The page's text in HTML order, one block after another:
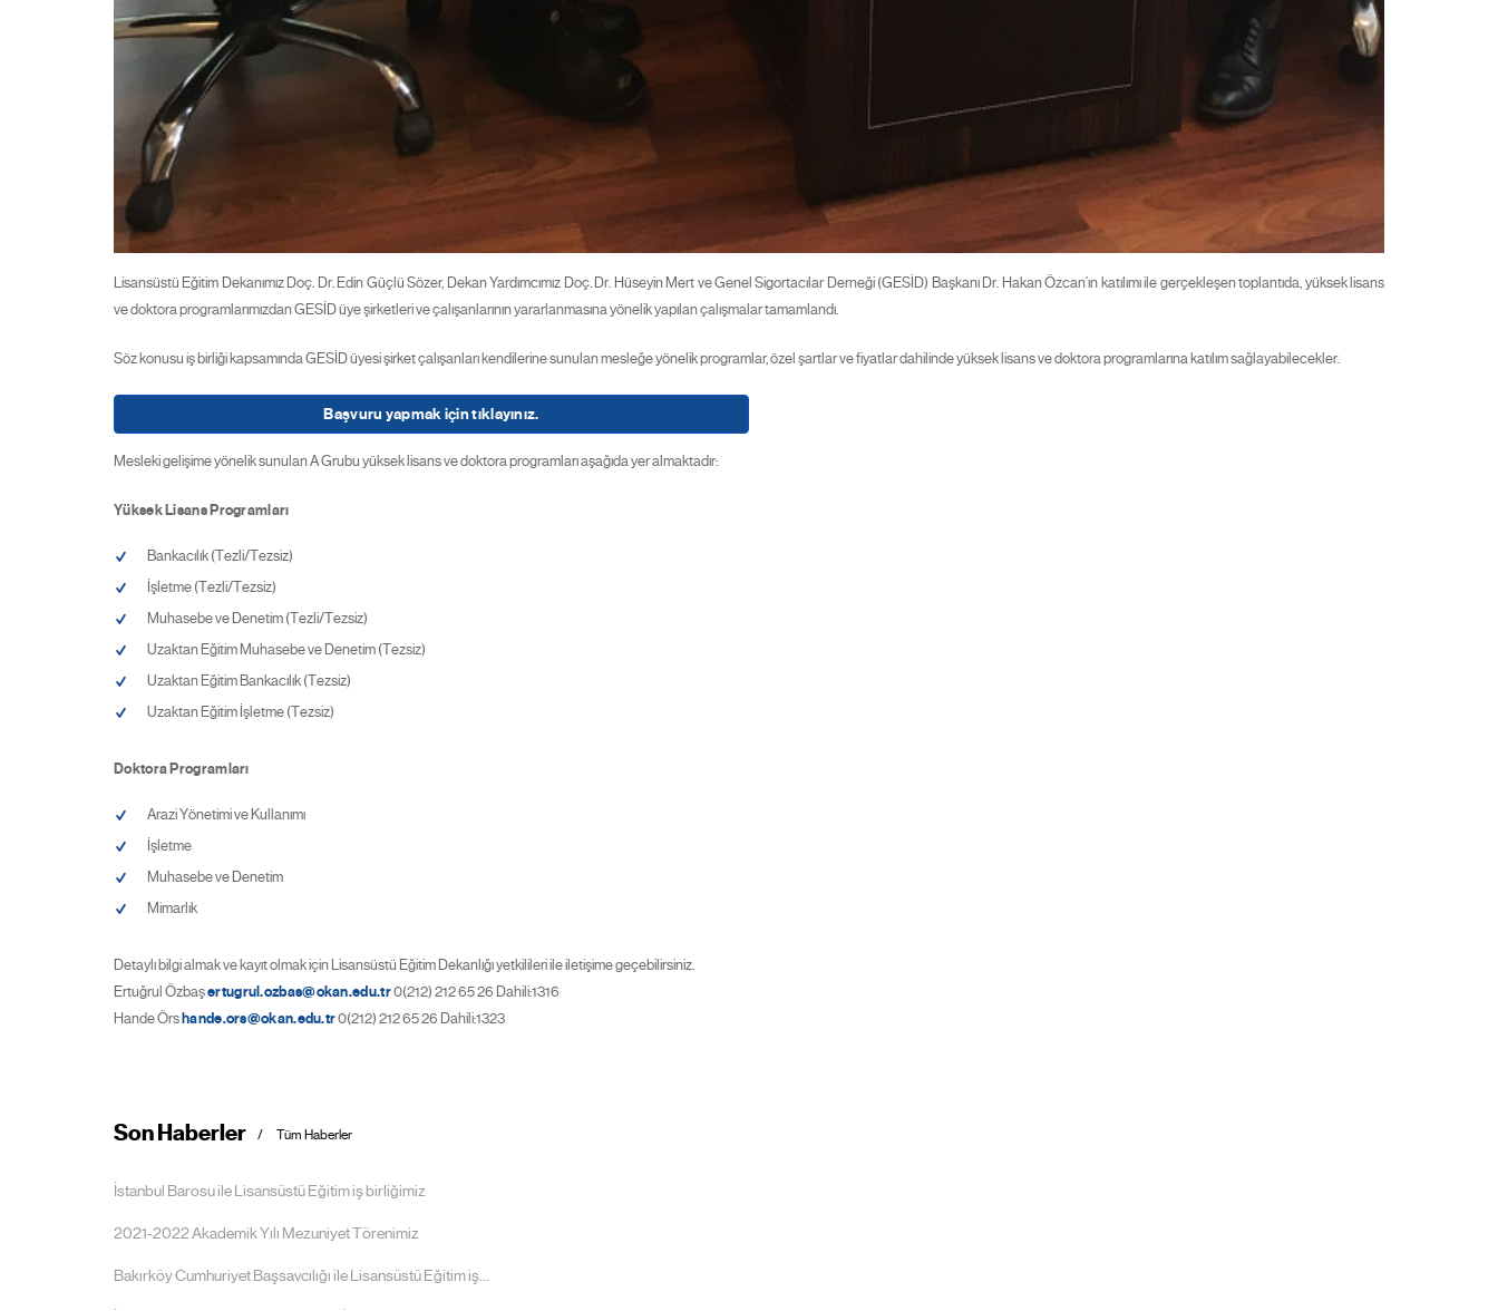
Lisansüstü Eğitim Dekanımız Doç. Dr. Edin Güçlü Sözer, Dekan Yardımcımız Doç. Dr. Hüseyin Mert ve Genel Sigortacılar Derneği (GESİD) Başkanı Dr. Hakan Özcan’ın katılımı ile gerçekleşen toplantıda, yüksek lisans
ve doktora programlarımızdan GESİD üye şirketleri ve çalışanlarının yararlanmasına yönelik yapılan çalışmalar tamamlandı.
Söz konusu iş birliği kapsamında GESİD üyesi şirket çalışanları kendilerine sunulan mesleğe yönelik programlar, özel şartlar ve fiyatlar dahilinde yüksek lisans ve doktora programlarına katılım sağlayabilecekler.
Başvuru yapmak için tıklayınız.
Mesleki gelişime yönelik sunulan A Grubu yüksek lisans ve doktora programları aşağıda yer almaktadır:
Yüksek Lisans Programları
Bankacılık (Tezli/Tezsiz)
İşletme (Tezli/Tezsiz)
Muhasebe ve Denetim (Tezli/Tezsiz)
Uzaktan Eğitim Muhasebe ve Denetim (Tezsiz)
Uzaktan Eğitim Bankacılık (Tezsiz)
Uzaktan Eğitim İşletme (Tezsiz)
Doktora Programları
Arazi Yönetimi ve Kullanımı
İşletme
Muhasebe ve Denetim
Mimarlık
Detaylı bilgi almak ve kayıt olmak için Lisansüstü Eğitim Dekanlığı yetkilileri ile iletişime geçebilirsiniz.
Ertuğrul Özbaşertugrul.ozbas@okan.edu.tr0(212) 212 65 26 Dahili:1316
Hande Örshande.ors@okan.edu.tr0(212) 212 65 26 Dahili:1323
Son Haberler Tüm Haberler
İstanbul Barosu ile Lisansüstü Eğitim iş birliğimiz
2021-2022 Akademik Yılı Mezuniyet Törenimiz
Bakırköy Cumhuriyet Başsavcılığı ile Lisansüstü Eğitim iş...